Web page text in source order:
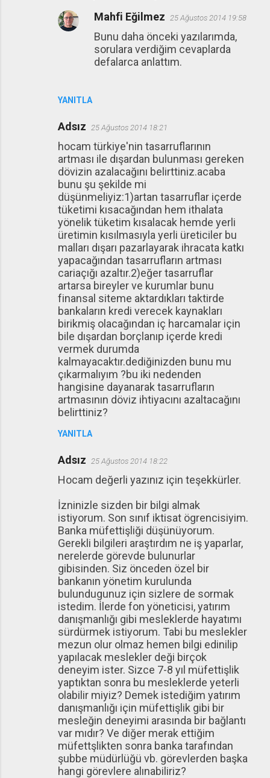
YANITLA
Mahfi Eğilmez 25 Ağustos 2014 19:58
Bunu daha önceki yazılarımda,
sorulara verdiğim cevaplarda
defalarca anlattım.
Adsız 25 Ağustos 2014 18:21
hocam türkiye'nin tasarruflarının
artması ile dışardan bulunması gereken
dövizin azalacağını belirttiniz.acaba
bunu şu şekilde mi
düşünmeliyiz:1)artan tasarruflar içerde
tüketimi kısacağından hem ithalata
yönelik tüketim kısalacak hemde yerli
üretimin kısılmasıyla yerli üreticiler bu
malları dışarı pazarlayarak ihracata katkı
yapacağından tasarrufların artması
cariaçığı azaltır.2)eğer tasarruflar
artarsa bireyler ve kurumlar bunu
finansal siteme aktardıkları taktirde
bankaların kredi verecek kaynakları
birikmiş olacağından iç harcamalar için
bile dışardan borçlanıp içerde kredi
vermek durumda
kalmayacaktır.dediğinizden bunu mu
çıkarmalıyım ?bu iki nedenden
hangisine dayanarak tasarrufların
artmasının döviz ihtiyacını azaltacağını
belirttiniz?
YANITLA
Adsız 25 Ağustos 2014 18:22
Hocam değerli yazınız için teşekkürler.
İzninizle sizden bir bilgi almak
istiyorum. Son sınıf iktisat ögrencisiyim.
Banka müfettişliği düşünüyorum.
Gerekli bilgileri araştırdım ne iş yaparlar,
nerelerde görevde bulunurlar
gibisinden. Siz önceden özel bir
bankanın yönetim kurulunda
bulundugunuz için sizlere de sormak
istedim. İlerde fon yöneticisi, yatırım
danışmanlığı gibi mesleklerde hayatımı
sürdürmek istiyorum. Tabi bu meslekler
mezun olur olmaz hemen bilgi edinilip
yapılacak meslekler deği birçok
deneyim ister. Sizce 7-8 yıl müfettişlik
yaptıktan sonra bu mesleklerde yeterli
olabilir miyiz? Demek istediğim yatırım
danışmanlığı için müfettişlik gibi bir
mesleğin deneyimi arasında bir bağlantı
var mıdır? Ve diğer merak ettiğim
müfettşlikten sonra banka tarafından
şubbe müdürlüğü vb. görevlerden başka
hangi görevlere alınabiliriz?